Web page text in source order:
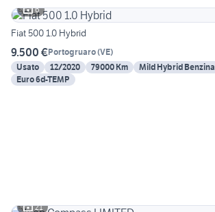
6
Fiat 500 1.0 Hybrid
9.500 €Portogruaro(VE)
Usato
12/2020 79000 Km Mild Hybrid Benzina
Euro 6d-TEMP
21